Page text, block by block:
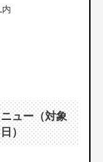
ュー（対象
）